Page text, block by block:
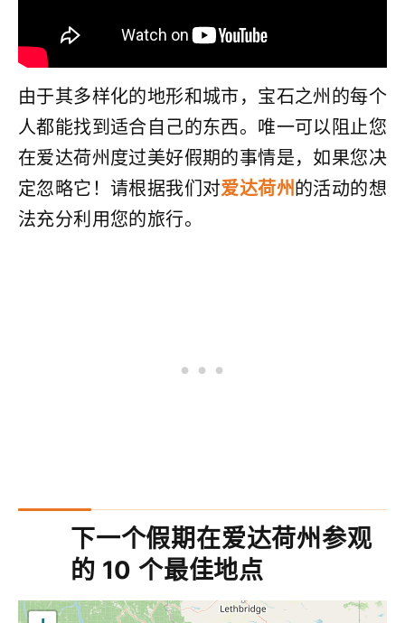
由于其多样化的地形和城市，宝石之州的每个
人都能找到适合自己的东西。唯一可以阻止您
在爱达荷州度过美好假期的事情是，如果您决
定忽略它！请根据我们对爱达荷州的活动的想
法充分利用您的旅行。
下一个假期在爱达荷州参观
的 10 个最佳地点